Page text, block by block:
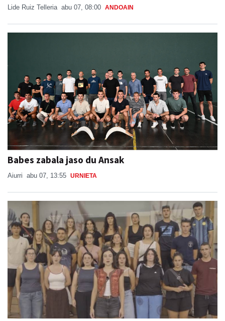
Lide Ruiz Telleria abu 07, 08:00 ANDOAIN
Babes zabala jaso du Ansak
Aiurri abu 07, 13:55 URNIETA